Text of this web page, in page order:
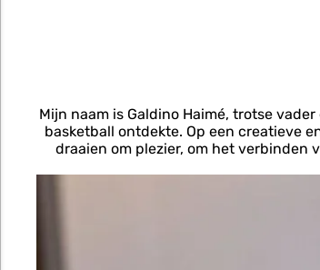
Mijn naam is Galdino Haimé, trotse
basketball ontdekte. Op een creatieve
draaien om plezier, om het verbinden